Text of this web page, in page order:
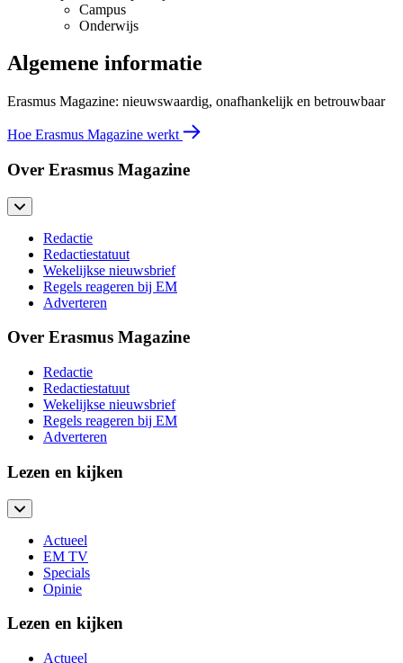
Campus
Onderwijs
Algemene informatie
Erasmus Magazine: nieuwswaardig, onafhankelijk en betrouwbaar
Hoe Erasmus Magazine werkt
Over Erasmus Magazine
Redactie
Redactiestatuut
Wekelijkse nieuwsbrief
Regels reageren bij EM
Adverteren
Over Erasmus Magazine
Redactie
Redactiestatuut
Wekelijkse nieuwsbrief
Regels reageren bij EM
Adverteren
Lezen en kijken
Actueel
EM TV
Specials
Opinie
Lezen en kijken
Actueel